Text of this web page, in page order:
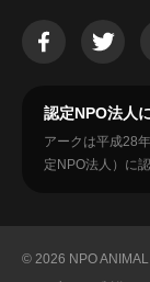
認定NPO法人
アークは平成28
定NPO法人）に
© 2026 NPO